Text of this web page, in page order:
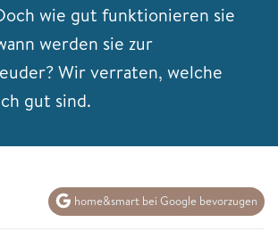
wie gut funktionieren sie
werden sie zur
Wir verraten, welche
gut sind.
home&smart bei Google bevorzugen